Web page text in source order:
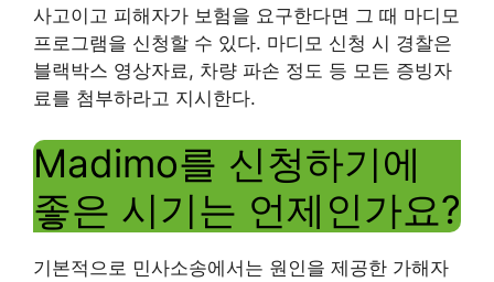
사고이고 피해자가 보험을 요구한다면 그 때 마디모
프로그램을 신청할 수 있다. 마디모 신청 시 경찰은
블랙박스 영상자료, 차량 파손 정도 등 모든 증빙자
료를 첨부하라고 지시한다.
Madimo를 신청하기에
좋은 시기는 언제인가요?
기본적으로 민사소송에서는 원인을 제공한 가해자